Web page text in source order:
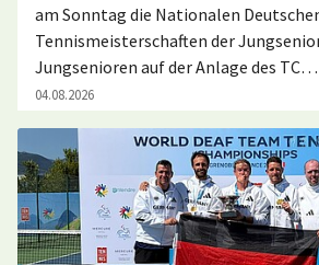
am Sonntag die Nationalen
Tennismeisterschaften der
Jungsenioren auf der Anlage des TC…
04.08.2026